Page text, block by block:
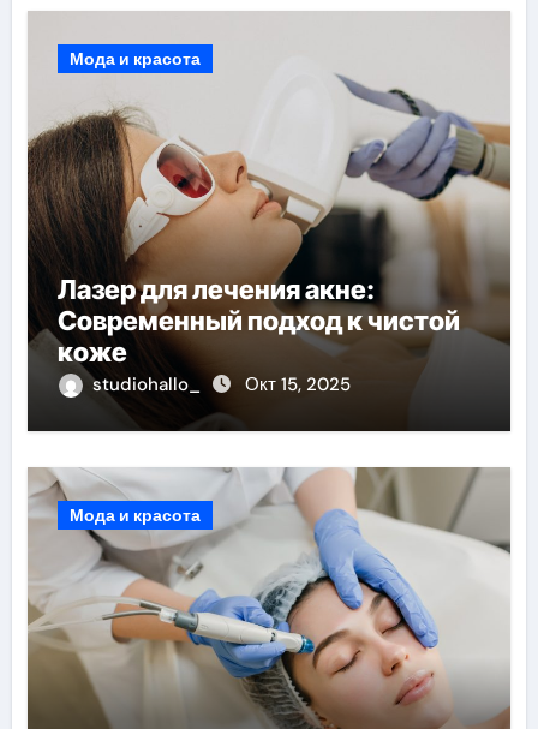
Мода и красота
Лазер для лечения акне:
Современный подход к чистой
коже
studiohallo_ Окт 15, 2025
Мода и красота